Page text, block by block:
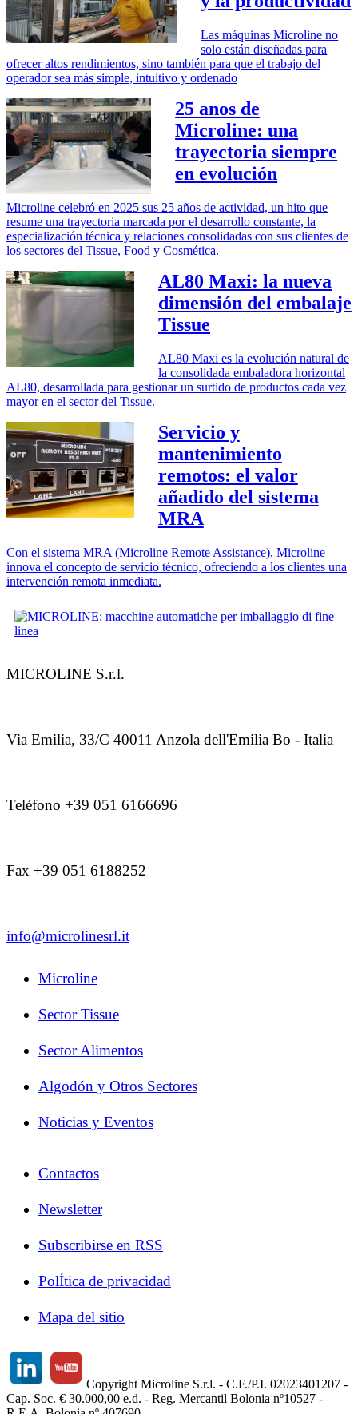
Las máquinas Microline no
solo están diseñadas para
ofrecer altos rendimientos, sino también para que el trabajo del
operador sea más simple, intuitivo y ordenado
25 anos de
Microline: una
trayectoria siempre
en evolución
Microline celebró en 2025 sus 25 años de actividad, un hito que
resume una trayectoria marcada por el desarrollo constante, la
especialización técnica y relaciones consolidadas con sus clientes de
los sectores del Tissue, Food y Cosmética.
AL80 Maxi: la nueva
dimensión del embalaje
Tissue
AL80 Maxi es la evolución natural de
la consolidada embaladora horizontal
AL80, desarrollada para gestionar un surtido de productos cada vez
mayor en el sector del Tissue.
Servicio y
mantenimiento
remotos: el valor
añadido del sistema
MRA
Con el sistema MRA (Microline Remote Assistance), Microline
innova el concepto de servicio técnico, ofreciendo a los clientes una
intervención remota inmediata.
MICROLINE S.r.l.
Via Emilia, 33/C 40011 Anzola dell'Emilia Bo - Italia
Teléfono +39 051 6166696
Fax +39 051 6188252
info@microlinesrl.it
Microline
Sector Tissue
Sector Alimentos
Algodón y Otros Sectores
Noticias y Eventos
Contactos
Newsletter
Subscribirse en RSS
PolÍtica de privacidad
Mapa del sitio
Copyright Microline S.r.l. - C.F./P.I. 02023401207 -
Cap. Soc. € 30.000,00 e.d. - Reg. Mercantil Bolonia nº10527 -